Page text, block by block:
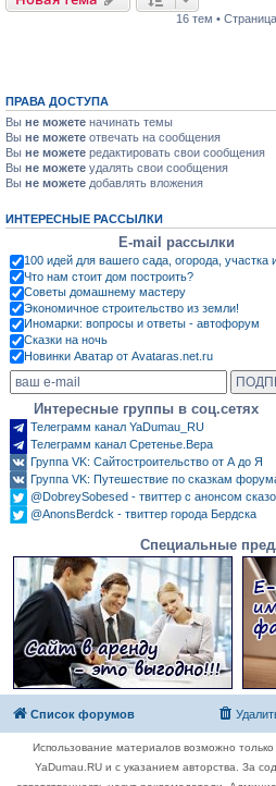
16 тем • Страница
ПРАВА ДОСТУПА
Вы не можете начинать темы
Вы не можете отвечать на сообщения
Вы не можете редактировать свои сообщения
Вы не можете удалять свои сообщения
Вы не можете добавлять вложения
ИНТЕРЕСНЫЕ РАССЫЛКИ
E-mail рассылки
100 идей для вашего сада, огорода, участка
Что нам стоит дом построить?
Советы домашнему мастеру
Экономичное строительство из земли!
Иномарки: вопросы и ответы - автофорум
Сказки на ночь
Новинки Аватар от Avataras.net.ru
Интересные группы в соц.сетях
Телеграмм канал YaDumau_RU
Телеграмм канал Сретенье.Вера
Группа VK: Сайтостроительство от А до Я
Группа VK: Путешествие по сказкам
@DobreySobesed - твиттер с анонсом
@AnonsBerdck - твиттер города Бердска
Специальные
Список форумов
Использование материалов возможно
YaDumau.RU и с указанием авторства. За